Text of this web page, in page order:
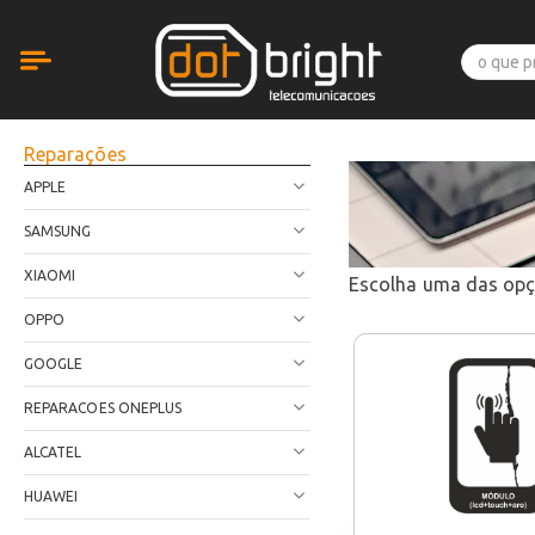
Reparações
APPLE
SAMSUNG
XIAOMI
OPPO
GOOGLE
REPARACOES ONEPLUS
ALCATEL
HUAWEI
Escolha uma das